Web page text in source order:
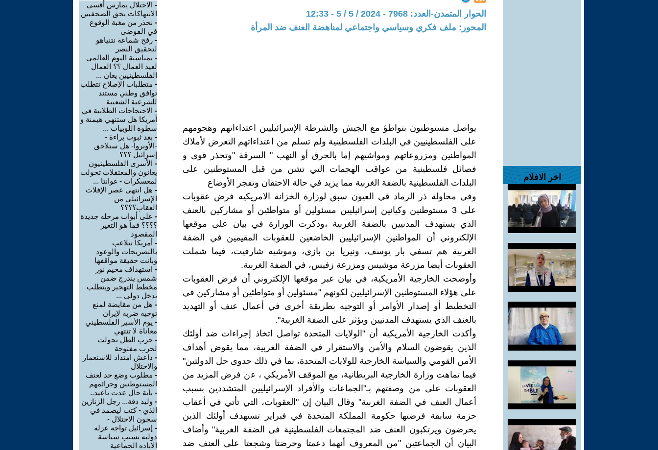
اخر الافلام
الحوار المتمدن-العدد: 7968 - 2024 / 5 / 5 - 12:33
المحور: ملف فكري وسياسي واجتماعي لمناهضة العنف ضد المرأة
يواصل مستوطنون بتواطؤ مع الجيش والشرطة الإسرائيليين اعتداءاتهم وهجومهم
على الفلسطينيين في البلدات الفلسطينية ولم تسلم من اعتداءاتهم التعرض لأملاك
المواطنين ومزروعاتهم ومواشيهم إما بالحرق أو النهب " السرقة "وتحذر قوى و
فصائل فلسطينية من عواقب الهجمات التي تشن من قبل المستوطنين على
البلدات الفلسطينية بالضفة الغربية مما يزيد في حالة الاحتقان وتفجر الأوضاع
وفي محاولة ذر الرماد في العيون سبق لوزارة الخزانة الامريكيه فرض عقوبات
على 3 مستوطنين وكيانين إسرائيليين مسئولين أو متواطئين أو مشاركين بالعنف
الذي يستهدف المدنيين بالضفة الغربية ،وذكرت الوزارة في بيان على موقعها
الإلكتروني أن المواطنين الإسرائيليين الخاضعين للعقوبات المقيمين في الضفة
الغربية هم تسفي بار يوسف، ونيريا بن بازي، وموشيه شارفيت، فيما شملت
العقوبات أيضا مزرعة موشيس ومزرعة زفيس، في الضفة الغربية.
وأوضحت الخارجية الأمريكية، في بيان عبر موقعها الإلكتروني أن فرض العقوبات
على هؤلاء المستوطنين الإسرائيليين لكونهم "مسئولين أو متواطئين أو مشاركين في
التخطيط أو إصدار الأوامر أو التوجيه بطريقة أخرى في أعمال عنف أو التهديد
بالعنف الذي يستهدف المدنيين ويؤثر على الضفة الغربية".
وأكدت الخارجية الأمريكية أن "الولايات المتحدة تواصل اتخاذ إجراءات ضد أولئك
الذين يقوضون السلام والأمن والاستقرار في الضفة الغربية، مما يقوض أهداف
الأمن القومي والسياسة الخارجية للولايات المتحدة، بما في ذلك جدوى حل الدولتين"
فيما تماهت وزارة الخارجية البريطانية، مع الموقف الأمريكي ، عن فرض المزيد من
العقوبات على من وصفتهم بـ"الجماعات والأفراد الإسرائيليين المتشددين بسبب
أعمال العنف في الضفة الغربية" وقال البيان إن "العقوبات، التي تأتي في أعقاب
حزمة سابقة فرضتها حكومة المملكة المتحدة في فبراير تستهدف أولئك الذين
يحرضون ويرتكبون العنف ضد المجتمعات الفلسطينية في الضفة الغربية" وأضاف
البيان أن الجماعتين "من المعروف أنهما دعمتا وحرضتا وشجعتا على العنف ضد
- الاحتلال يمارس أقسى
الانتهاكات بحق الصحفيين
- نحذر من مغبة الوقوع
في الفوضى
- رفح شماعة نتنياهو
لتحقيق النصر
- بمناسبة اليوم العالمي
لعيد العمال ؟؟ العمال
الفلسطينيين يعان ...
- متطلبات الإصلاح تتطلب
توافق وطني مستند
للشرعية الشعبية
- الاحتجاجات الطلابية في
أمريكا هل ستنهي هيمنة و
سطوة اللوبيات ...
- بعد ثبوت براءة -
-الأونروا- هل ستلاحق
إسرائيل ؟؟؟
- الأسرى الفلسطينيون
يعانون والمعتقلات تحولت
لمعسكرات - غوانتا ...
- هل انتهى عصر الإفلات
الإسرائيلي من
العقاب؟؟؟؟
- على أبواب مرحله جديدة
؟؟؟؟ فما هو التغير
المقصود
- أمريكا تتلاعب
بالتصريحات والوعود
وبانت حقيقة مواقفها
- استهداف مخيم نور
شمس يندرج ضمن
مخطط التهجير ويتطلب
تدخل دولي ...
- هل من مقايضة لمنع
توجيه ضربه لإيران
- يوم الأسير الفلسطيني
معاناة لا تنتهي
- حرب الظل تحولت
لحرب مفتوحة
- داعش امتداد للاستعمار
والاحتلال
- مطلوب وضع حد لعنف
المستوطنين وجرائمهم
- بأية حال عدت ياعيد..
- وليد دقة... رجل الزنازين
الذي - كتب ليصمد في
سجون الاحتلال -
- إسرائيل تواجه عزله
دوليه بسبب سياسة
الاباده الجماعية